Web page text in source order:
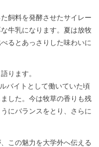
飼料を発酵させたサイレー
牛乳になります。夏は放牧
るとあっさりした味わいに
ります。
バイトとして働いていた頃
した。今は牧草の香りも残
にバランスをとり、さらに
この魅力を大学外へ伝える